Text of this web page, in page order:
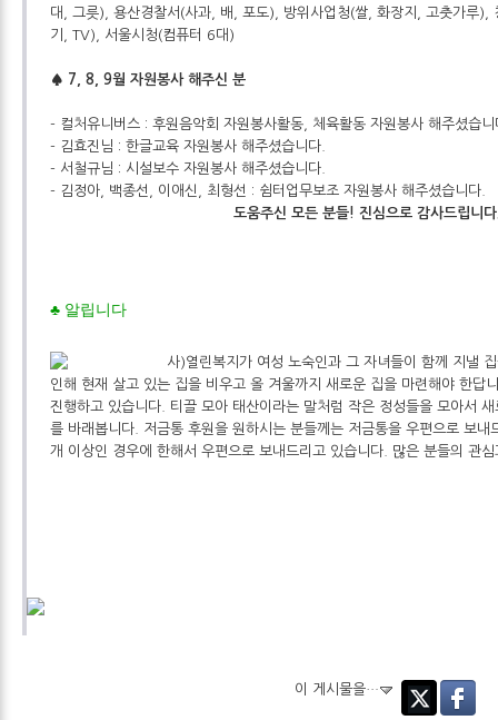
대, 그릇), 용산경찰서(사과, 배, 포도), 방위사업청(쌀, 화장지, 고춧가루),
기, TV), 서울시청(컴퓨터 6대)
♠ 7, 8, 9월 자원봉사 해주신 분
- 컬처유니버스 : 후원음악회 자원봉사활동, 체육활동 자원봉사 해주셨습니
- 김효진님 : 한글교육 자원봉사 해주셨습니다.
- 서철규님 : 시설보수 자원봉사 해주셨습니다.
- 김정아, 백종선, 이애신, 최형선 : 쉼터업무보조 자원봉사 해주셨습니다.
도움주신 모든 분들! 진심으로 감사드립니
♣ 알립니다
사)열린복지가 여성 노숙인과 그 자녀들이 함께 지낼
인해 현재 살고 있는 집을 비우고 올 겨울까지 새로운 집을 마련해야 한답
진행하고 있습니다. 티끌 모아 태산이라는 말처럼 작은 정성들을 모아서
를 바래봅니다. 저금통 후원을 원하시는 분들께는 저금통을 우편으로 보내
개 이상인 경우에 한해서 우편으로 보내드리고 있습니다. 많은 분들의 관
이 게시물을…